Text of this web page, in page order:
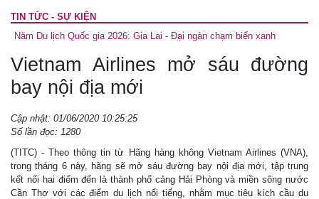
TIN TỨC - SỰ KIỆN
Năm Du lịch Quốc gia 2026: Gia Lai - Đại ngàn chạm biển xanh
Vietnam Airlines mở sáu đường
bay nội địa mới
Cập nhật: 01/06/2020 10:25:25
Số lần đọc: 1280
(TITC) - Theo thông tin từ Hãng hàng không Vietnam Airlines (VNA),
trong tháng 6 này, hãng sẽ mở sáu đường bay nội địa mới, tập trung
kết nối hai điểm đến là thành phố cảng Hải Phòng và miền sông nước
Cần Thơ với các điểm du lịch nổi tiếng, nhằm mục tiêu kích cầu du